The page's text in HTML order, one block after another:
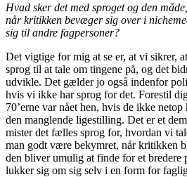
Hvad sker det med sproget og den
når kritikken bevæger sig over i
sig til andre fagpersoner?
Det vigtige for mig at se er, at vi sikrer,
sprog til at tale om tingene på, og det
udvikle. Det gælder jo også indenfor
hvis vi ikke har sprog for det. Forestil
70’erne var nået hen, hvis de ikke
den manglende ligestilling. Det er et
mister det fælles sprog for, hvordan vi
man godt være bekymret, når kritikken
den bliver umulig at finde for et bredere
lukker sig om sig selv i en form for